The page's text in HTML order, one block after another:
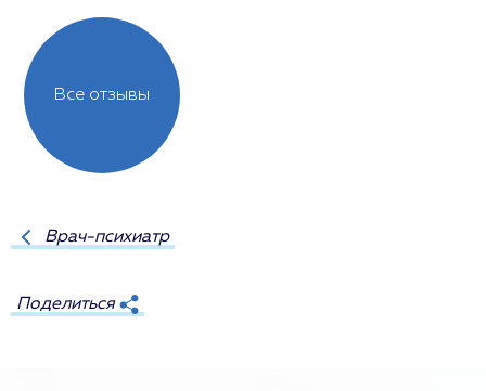
Все отзывы
Врач-психиатр
Поделиться